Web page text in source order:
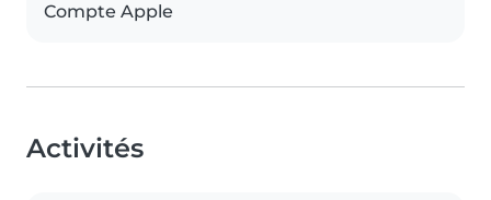
Compte Apple
Activités